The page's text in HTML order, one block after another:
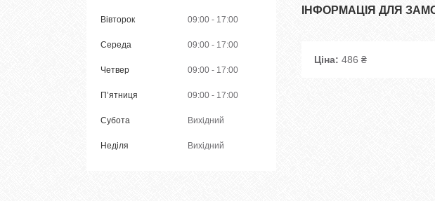
ІНФОРМАЦІЯ ДЛЯ
Ціна: 486 ₴
Вівторок 09:00 17:00
Середа 09:00 17:00
Четвер 09:00 17:00
Пʼятниця 09:00 17:00
Субота Вихідний
Неділя Вихідний